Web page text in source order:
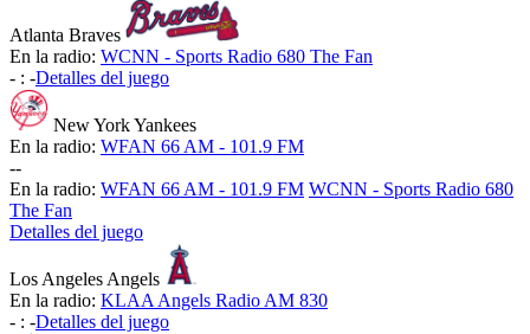
Atlanta Braves
En la radio: WCNN - Sports Radio 680 The Fan
- : -Detalles del juego
New York Yankees
En la radio: WFAN 66 AM - 101.9 FM
--
En la radio: WFAN 66 AM - 101.9 FM WCNN - Sports Radio 680
The Fan
Detalles del juego
Los Angeles Angels
En la radio: KLAA Angels Radio AM 830
- : -Detalles del juego